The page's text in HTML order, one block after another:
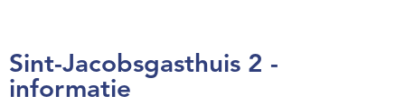
Sint-Jacobsgasthuis 2 -
informatie